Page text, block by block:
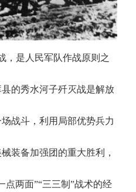
，是人民军队作战原则之
的秀水河子歼灭战是解放
战斗，利用局部优势兵力
装备加强团的重大胜利，
点两面”“三三制”战术的经